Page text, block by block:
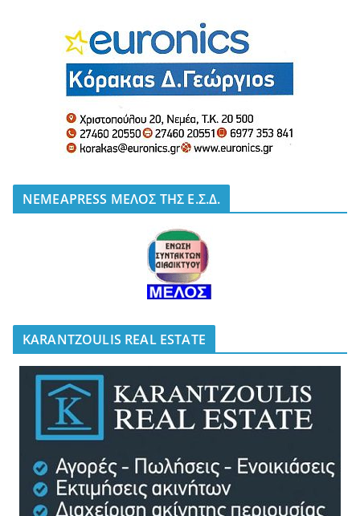
NEMEAPRESS ΜΕΛΟΣ ΤΗΣ Ε.Σ.Δ.
KARANTZOULIS REAL ESTATE